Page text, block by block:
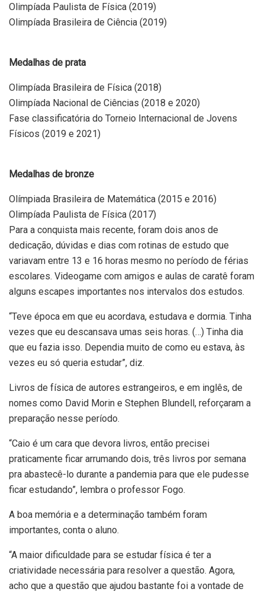
Olimpíada Paulista de Física (2019)
Olimpíada Brasileira de Ciência (2019)
Medalhas de prata
Olimpíada Brasileira de Física (2018)
Olimpíada Nacional de Ciências (2018 e 2020)
Fase classificatória do Torneio Internacional de Jovens
Físicos (2019 e 2021)
Medalhas de bronze
Olímpiada Brasileira de Matemática (2015 e 2016)
Olimpíada Paulista de Física (2017)
Para a conquista mais recente, foram dois anos de
dedicação, dúvidas e dias com rotinas de estudo que
variavam entre 13 e 16 horas mesmo no período de férias
escolares. Videogame com amigos e aulas de caratê foram
alguns escapes importantes nos intervalos dos estudos.
“Teve época em que eu acordava, estudava e dormia. Tinha
vezes que eu descansava umas seis horas. (…) Tinha dia
que eu fazia isso. Dependia muito de como eu estava, às
vezes eu só queria estudar”, diz.
Livros de física de autores estrangeiros, e em inglês, de
nomes como David Morin e Stephen Blundell, reforçaram a
preparação nesse período.
“Caio é um cara que devora livros, então precisei
praticamente ficar arrumando dois, três livros por semana
pra abastecê-lo durante a pandemia para que ele pudesse
ficar estudando”, lembra o professor Fogo.
A boa memória e a determinação também foram
importantes, conta o aluno.
“A maior dificuldade para se estudar física é ter a
criatividade necessária para resolver a questão. Agora,
acho que a questão que ajudou bastante foi a vontade de